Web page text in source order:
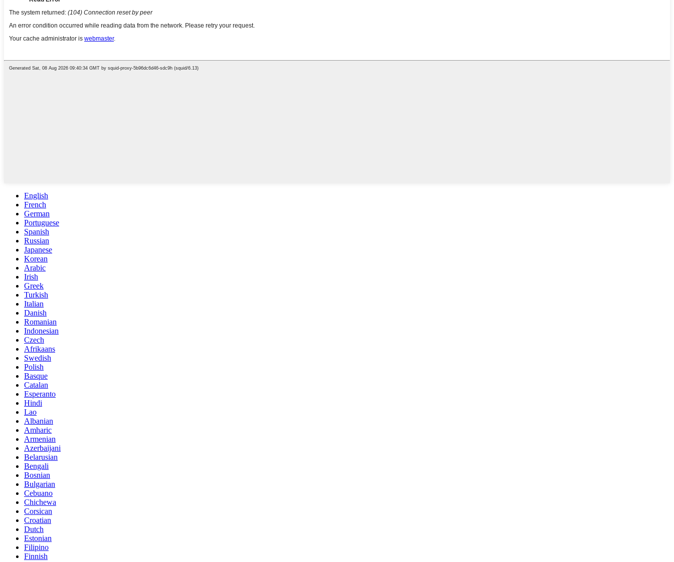
English
French
German
Portuguese
Spanish
Russian
Japanese
Korean
Arabic
Irish
Greek
Turkish
Italian
Danish
Romanian
Indonesian
Czech
Afrikaans
Swedish
Polish
Basque
Catalan
Esperanto
Hindi
Lao
Albanian
Amharic
Armenian
Azerbaijani
Belarusian
Bengali
Bosnian
Bulgarian
Cebuano
Chichewa
Corsican
Croatian
Dutch
Estonian
Filipino
Finnish